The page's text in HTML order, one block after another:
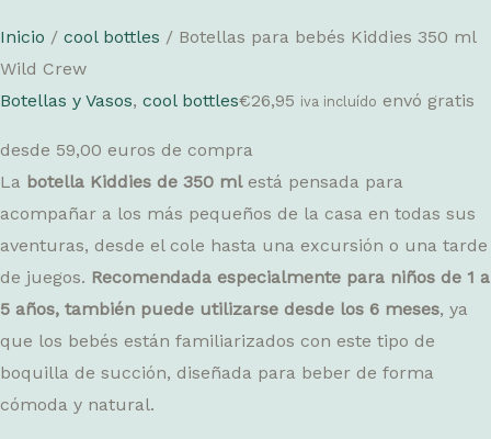
Inicio / cool bottles / Botellas para bebés Kiddies 350 ml
Wild Crew
Botellas y Vasos, cool bottles€26,95 iva incluído envó gratis
desde 59,00 euros de compra
La botella Kiddies de 350 mlestá pensada para
acompañar a los más pequeños de la casa en todas sus
aventuras, desde el cole hasta una excursión o una tarde
de juegos. Recomendada especialmente para niños de 1 a
5 años, también puede utilizarse desde los 6 meses, ya
que los bebés están familiarizados con este tipo de
boquilla de succión, diseñada para beber de forma
cómoda y natural.